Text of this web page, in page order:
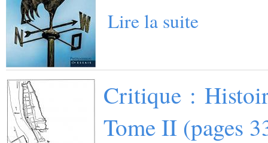
Lire la suite
Critique :
Tome II (pages